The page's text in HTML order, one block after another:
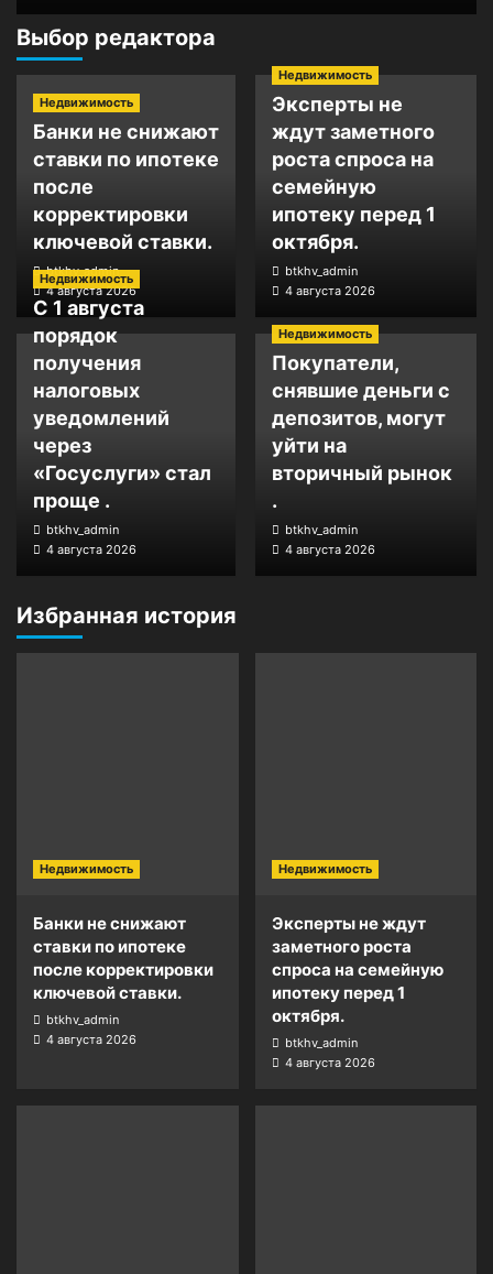
Выбор редактора
Недвижимость
Банки не снижают
ставки по ипотеке
после
корректировки
ключевой ставки.
btkhv_admin
4 августа 2026
Недвижимость
Эксперты не
ждут заметного
роста спроса на
семейную
ипотеку перед 1
октября.
btkhv_admin
4 августа 2026
Недвижимость
С 1 августа
порядок
получения
налоговых
уведомлений
через
«Госуслуги» стал
проще .
btkhv_admin
4 августа 2026
Недвижимость
Покупатели,
снявшие деньги с
депозитов, могут
уйти на
вторичный рынок
.
btkhv_admin
4 августа 2026
Избранная история
Недвижимость
Банки не снижают
ставки по ипотеке
после корректировки
ключевой ставки.
btkhv_admin
4 августа 2026
Недвижимость
Эксперты не ждут
заметного роста
спроса на семейную
ипотеку перед 1
октября.
btkhv_admin
4 августа 2026